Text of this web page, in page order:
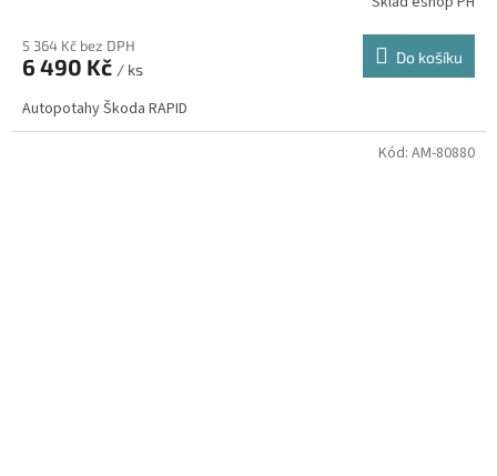
5 364 Kč bez DPH
6 490 Kč / ks
Do košíku
Autopotahy Škoda RAPID
Kód: AM-80880